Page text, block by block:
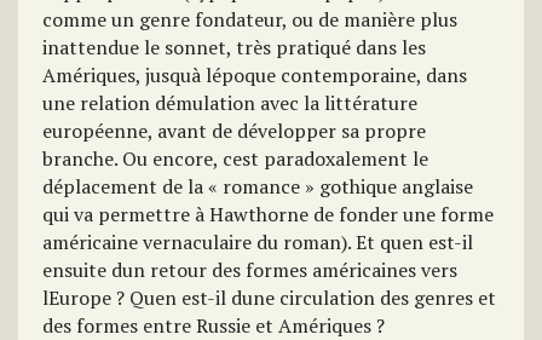
comme un genre fondateur, ou de manière plus
inattendue le sonnet, très pratiqué dans les
Amériques, jusquà lépoque contemporaine, dans
une relation démulation avec la littérature
européenne, avant de développer sa propre
branche. Ou encore, cest paradoxalement le
déplacement de la « romance » gothique anglaise
qui va permettre à Hawthorne de fonder une forme
américaine vernaculaire du roman). Et quen est-il
ensuite dun retour des formes américaines vers
lEurope ? Quen est-il dune circulation des genres et
des formes entre Russie et Amériques ?